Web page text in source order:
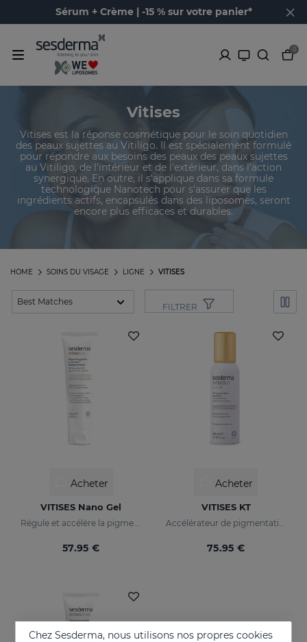
Sérum + Crème | -15 % sur votre panier*
0
Vitises
Vitises est la réponse cosmétique pour le soin quotidien
des peaux sujettes au Vitiligo. Il est spécialement formulé
pour répondre aux besoins des peaux des peaux sujettes
au Vitiligo, de l'intérieur et de l'extérieur, dans l'action
synergique. En outre, il s'applique dans sa formule
technologique Nanotech pour s’assurer que les
ingrédients actifs, encapsulés dans des liposomes, seront
encore plus efficaces et durables.
VITISES
LIGNE
SOINS DU VISAGE
HOME
FILTRER
Acheter
VITISES Nano Gel
Régule et accélère la pigmentation de la peau
57.95 €
Acheter
VITISES KT
Accélérateur de pigmentation de la peau
75.95 €
Chez Sesderma, nous utilisons nos propres cookies